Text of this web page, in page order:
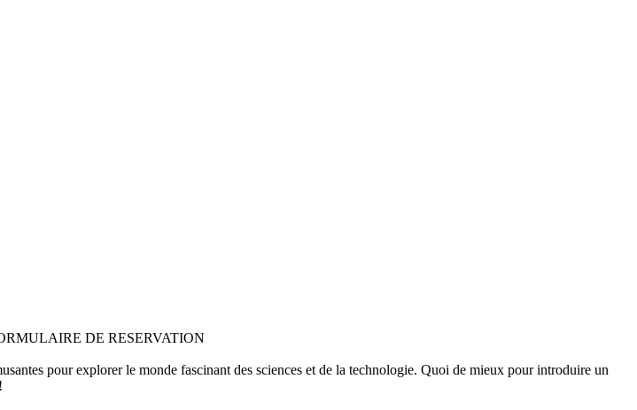
DE RESERVATION
pour explorer le monde fascinant des sciences et de la technologie. Quoi de mieux pour introduire un